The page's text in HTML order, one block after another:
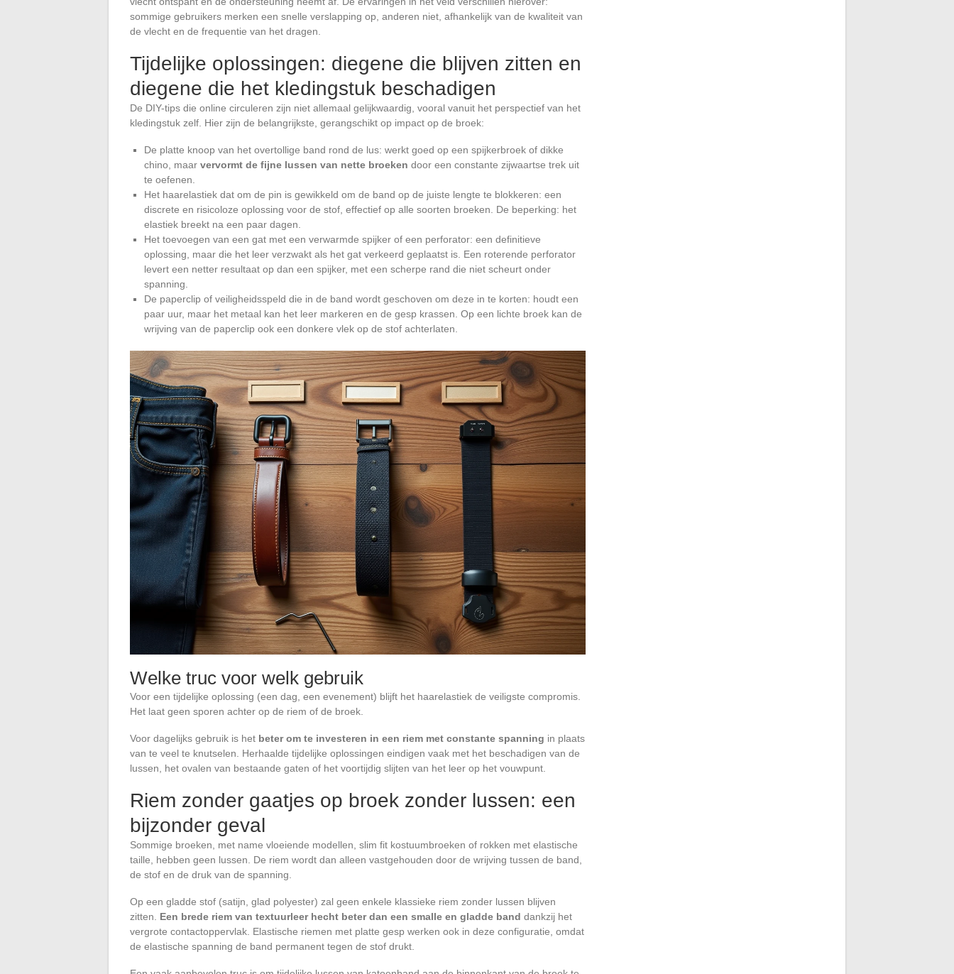
sommige gebruikers merken een snelle verslapping op, anderen niet, afhankelijk van de kwaliteit van
de vlecht en de frequentie van het dragen.
Tijdelijke oplossingen: diegene die blijven zitten en
diegene die het kledingstuk beschadigen
De DIY-tips die online circuleren zijn niet allemaal gelijkwaardig, vooral vanuit het perspectief van het
kledingstuk zelf. Hier zijn de belangrijkste, gerangschikt op impact op de broek:
De platte knoop van het overtollige band rond de lus: werkt goed op een spijkerbroek of dikke
chino, maar vervormt de fijne lussen van nette broeken door een constante zijwaartse trek uit
te oefenen.
Het haarelastiek dat om de pin is gewikkeld om de band op de juiste lengte te blokkeren: een
discrete en risicoloze oplossing voor de stof, effectief op alle soorten broeken. De beperking: het
elastiek breekt na een paar dagen.
Het toevoegen van een gat met een verwarmde spijker of een perforator: een definitieve
oplossing, maar die het leer verzwakt als het gat verkeerd geplaatst is. Een roterende perforator
levert een netter resultaat op dan een spijker, met een scherpe rand die niet scheurt onder
spanning.
De paperclip of veiligheidsspeld die in de band wordt geschoven om deze in te korten: houdt een
paar uur, maar het metaal kan het leer markeren en de gesp krassen. Op een lichte broek kan de
wrijving van de paperclip ook een donkere vlek op de stof achterlaten.
Welke truc voor welk gebruik
Voor een tijdelijke oplossing (een dag, een evenement) blijft het haarelastiek de veiligste compromis.
Het laat geen sporen achter op de riem of de broek.
Voor dagelijks gebruik is het beter om te investeren in een riem met constante spanning in plaats
van te veel te knutselen. Herhaalde tijdelijke oplossingen eindigen vaak met het beschadigen van de
lussen, het ovalen van bestaande gaten of het voortijdig slijten van het leer op het vouwpunt.
Riem zonder gaatjes op broek zonder lussen: een
bijzonder geval
Sommige broeken, met name vloeiende modellen, slim fit kostuumbroeken of rokken met elastische
taille, hebben geen lussen. De riem wordt dan alleen vastgehouden door de wrijving tussen de band,
de stof en de druk van de spanning.
Op een gladde stof (satijn, glad polyester) zal geen enkele klassieke riem zonder lussen blijven
zitten. Een brede riem van textuurleer hecht beter dan een smalle en gladde band dankzij het
vergrote contactoppervlak. Elastische riemen met platte gesp werken ook in deze configuratie, omdat
de elastische spanning de band permanent tegen de stof drukt.